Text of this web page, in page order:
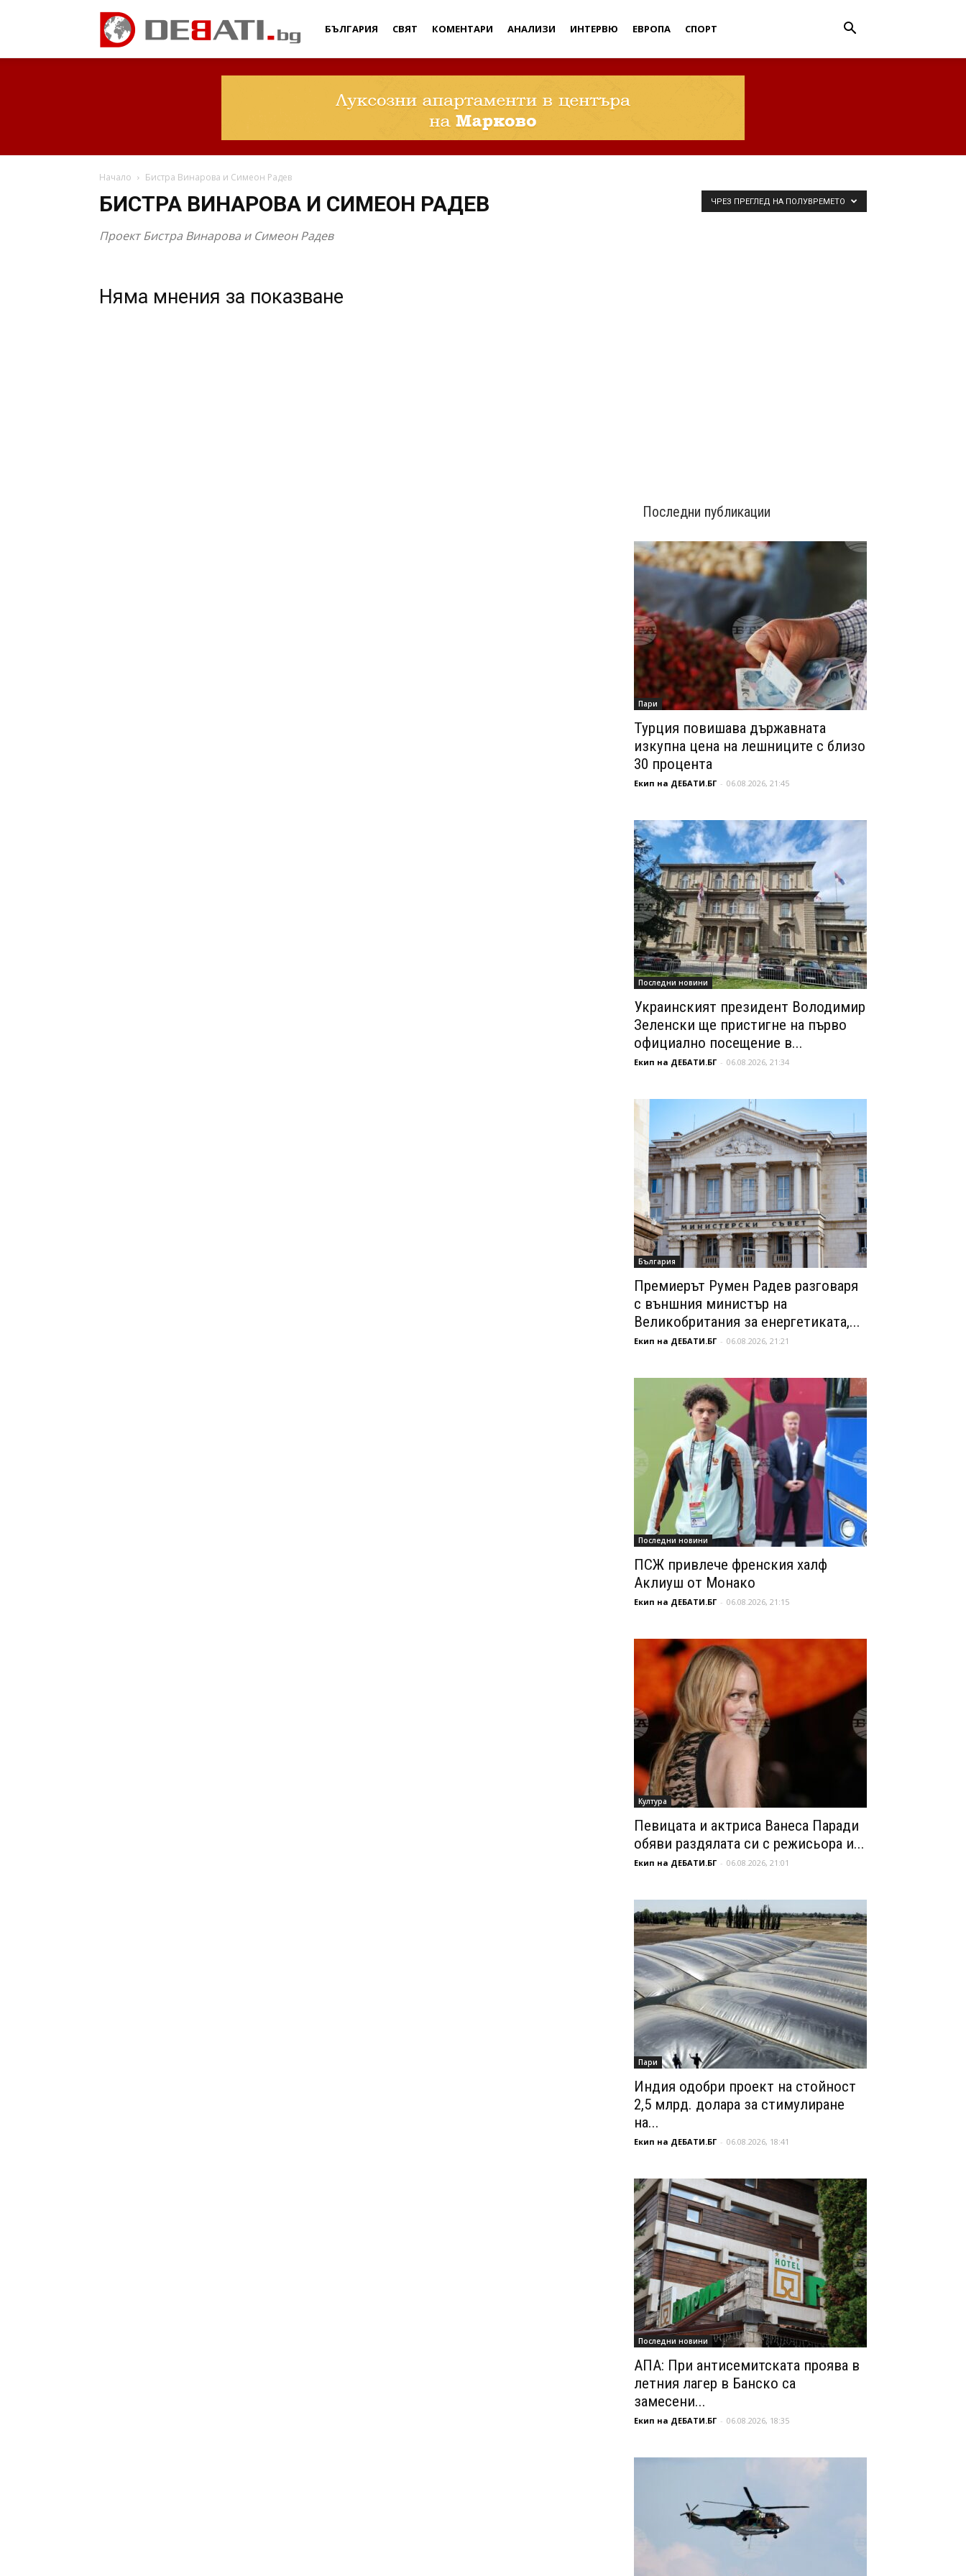
Дебати
БЪЛГАРИЯ СВЯТ КОМЕНТАРИ АНАЛИЗИ ИНТЕРВЮ ЕВРОПА СПОРТ
Начало Бистра Винарова и Симеон Радев
БИСТРА ВИНАРОВА И СИМЕОН РАДЕВ
Проект Бистра Винарова и Симеон Радев
ЧРЕЗ ПРЕГЛЕД НА ПОЛУВРЕМЕТО
Няма мнения за показване
Последни публикации
Пари
Турция повишава държавната
изкупна цена на лешниците с близо
30 процента
Екип на ДЕБАТИ.БГ - 06.08.2026, 21:45
Последни новини
Украинският президент Володимир
Зеленски ще пристигне на първо
официално посещение в...
Екип на ДЕБАТИ.БГ - 06.08.2026, 21:34
България
Премиерът Румен Радев разговаря
с външния министър на
Великобритания за енергетиката,...
Екип на ДЕБАТИ.БГ - 06.08.2026, 21:21
Последни новини
ПСЖ привлече френския халф
Аклиуш от Монако
Екип на ДЕБАТИ.БГ - 06.08.2026, 21:15
Култура
Певицата и актриса Ванеса Паради
обяви раздялата си с режисьора и...
Екип на ДЕБАТИ.БГ - 06.08.2026, 21:01
Пари
Индия одобри проект на стойност
2,5 млрд. долара за стимулиране
на...
Екип на ДЕБАТИ.БГ - 06.08.2026, 18:41
Последни новини
АПА: При антисемитската проява в
летния лагер в Банско са
замесени...
Екип на ДЕБАТИ.БГ - 06.08.2026, 18:35